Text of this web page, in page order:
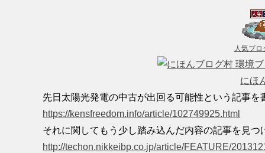
人気ブ
にほ
先日太陽光発電の中古が出回る可能性という記事を
https://kensfreedom.info/article/102749925.html
それに関してもう少し踏み込んだ内容の記事を見つ
http://techon.nikkeibp.co.jp/article/FEATURE/